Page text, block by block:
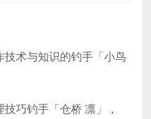
术与知识的钓手「小鸟
巧钓手「仓桥 凛」，